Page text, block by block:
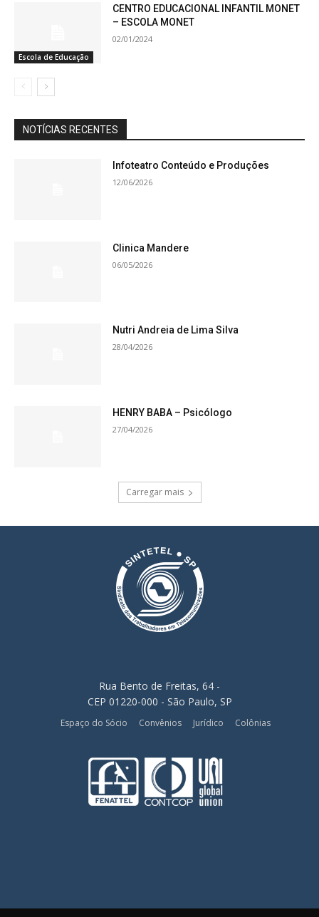
Escola de Educação
CENTRO EDUCACIONAL INFANTIL MONET
– ESCOLA MONET
02/01/2024
NOTÍCIAS RECENTES
Infoteatro Conteúdo e Produções
12/06/2026
Clinica Mandere
06/05/2026
Nutri Andreia de Lima Silva
28/04/2026
HENRY BABA – Psicólogo
27/04/2026
Carregar mais
Rua Bento de Freitas, 64 -
CEP 01220-000 - São Paulo, SP
Espaço do Sócio Convênios Jurídico Colônias